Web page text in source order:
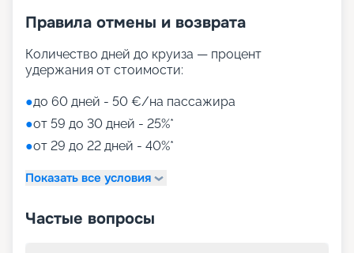
Правила отмены и возврата
Количество дней до круиза — процент
удержания от стоимости:
●до 60 дней - 50 €/на пассажира
●от 59 до 30 дней - 25%*
●от 29 до 22 дней - 40%*
Показать все условия
Частые вопросы